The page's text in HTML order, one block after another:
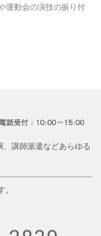
運動会の演技の振り付
講師派遣などあらゆる
ります。